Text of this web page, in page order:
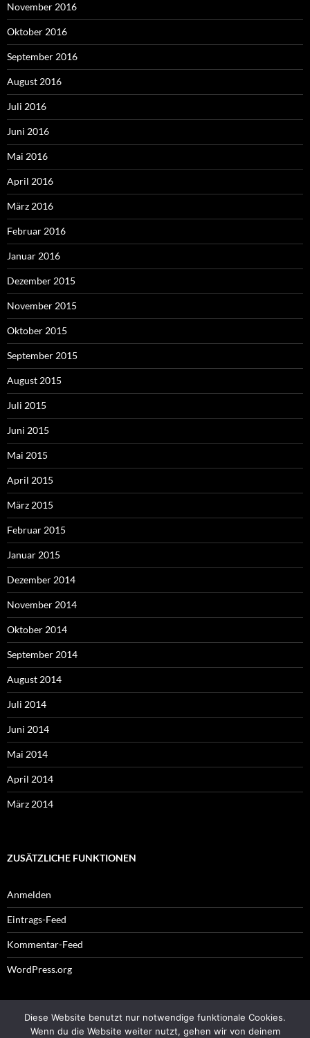
November 2016
Oktober 2016
September 2016
August 2016
Juli 2016
Juni 2016
Mai 2016
April 2016
März 2016
Februar 2016
Januar 2016
Dezember 2015
November 2015
Oktober 2015
September 2015
August 2015
Juli 2015
Juni 2015
Mai 2015
April 2015
März 2015
Februar 2015
Januar 2015
Dezember 2014
November 2014
Oktober 2014
September 2014
August 2014
Juli 2014
Juni 2014
Mai 2014
April 2014
März 2014
ZUSÄTZLICHE FUNKTIONEN
Anmelden
Eintrags-Feed
Kommentar-Feed
WordPress.org
Impressum
Diese Website benutzt nur notwendige funktionale Cookies.
Wenn du die Website weiter nutzt, gehen wir von deinem